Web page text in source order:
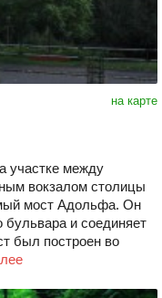
на карте
участке между
вокзалом столицы
мост Адольфа. Он
бульвара и соединяет
был построен во